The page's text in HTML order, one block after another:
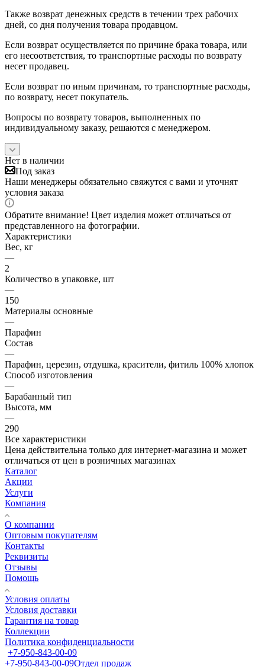
Также возврат денежных средств в течении трех рабочих
дней, со дня получения товара продавцом.
Если возврат осуществляется по причине брака товара, или
его несоответствия, то транспортные расходы по возврату
несет продавец.
Если возврат по иным причинам, то транспортные расходы,
по возврату, несет покупатель.
Вопросы по возврату товаров, выполненных по
индивидуальному заказу, решаются с менеджером.
Нет в наличии
Под заказ
Наши менеджеры обязательно свяжутся с вами и уточнят
условия заказа
Обратите внимание! Цвет изделия может отличаться от
представленного на фотографии.
Характеристики
Вес, кг
—
2
Количество в упаковке, шт
—
150
Материалы основные
—
Парафин
Состав
—
Парафин, церезин, отдушка, красители, фитиль 100% хлопок
Способ изготовления
—
Барабанный тип
Высота, мм
—
290
Все характеристики
Цена действительна только для интернет-магазина и может
отличаться от цен в розничных магазинах
Каталог
Акции
Услуги
Компания
О компании
Оптовым покупателям
Контакты
Реквизиты
Отзывы
Помощь
Условия оплаты
Условия доставки
Гарантия на товар
Коллекции
Политика конфиденциальности
+7-950-843-00-09
+7-950-843-00-09Отдел продаж